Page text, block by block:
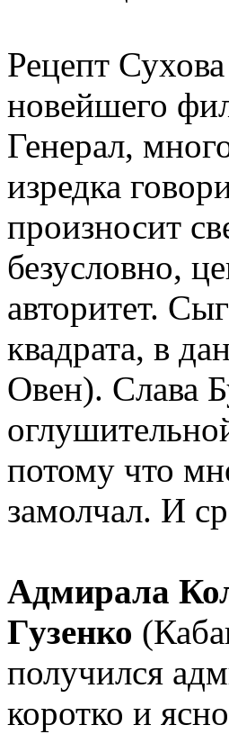
Рецепт
новейшего
Генерал,
изредка
произносит
безусловно,
авторитет.
квадрата, в
Овен). Слава
потому что
замолчал. И
Адмирала
Гузенко
получился
коротко и